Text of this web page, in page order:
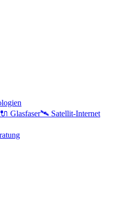
🔌 Glasfaser🛰️ Satellit-Internet